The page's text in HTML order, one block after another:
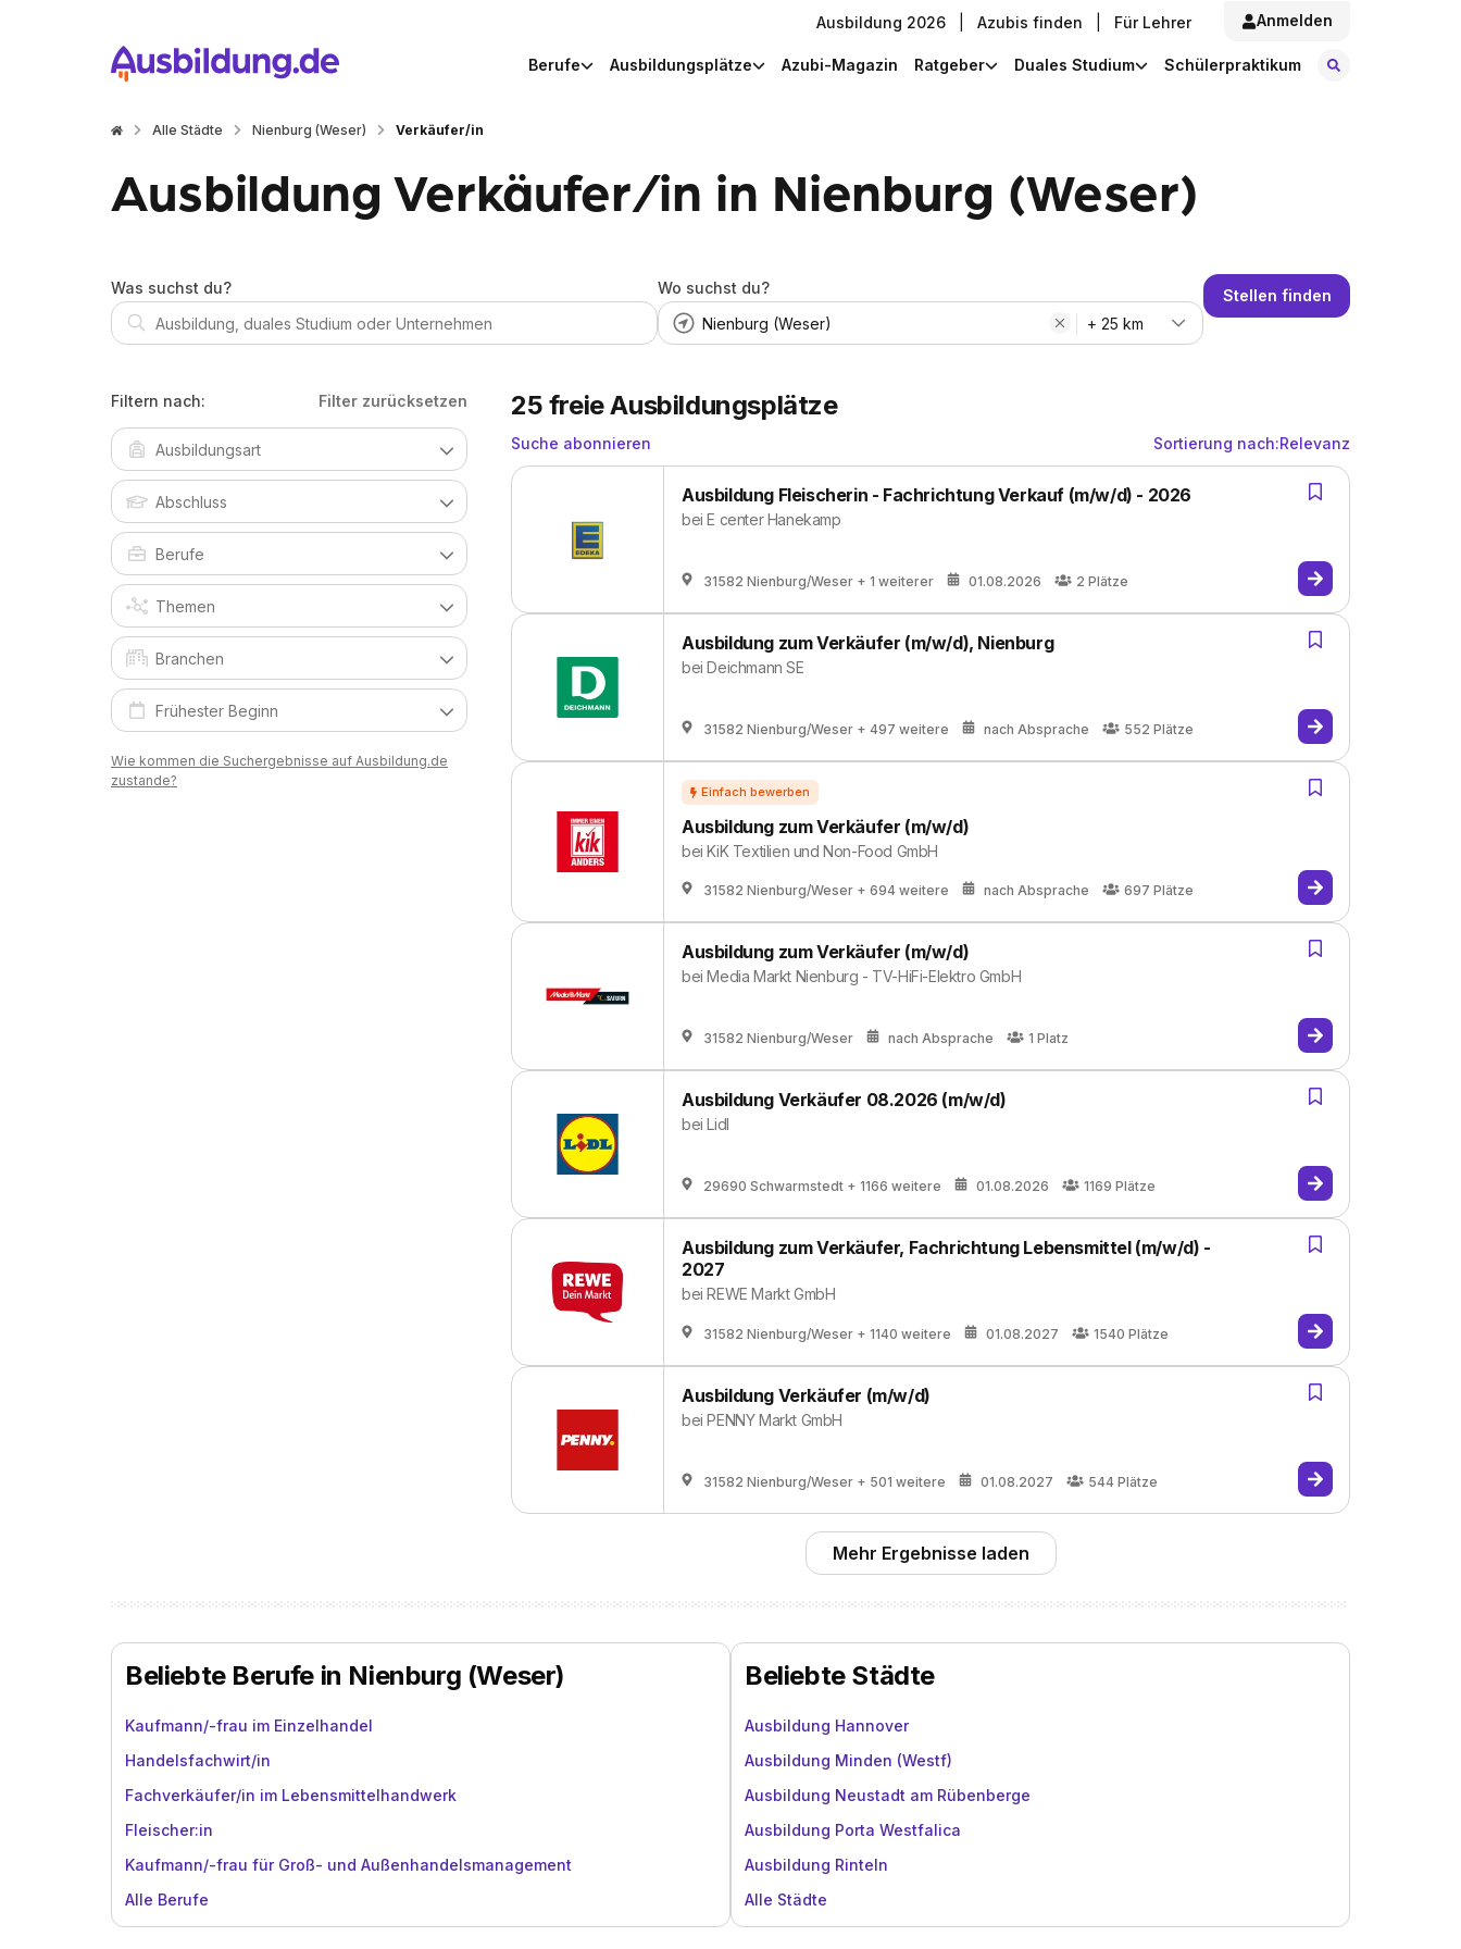
Ausbildung 2026 Azubis finden Für Lehrer Anmelden
Berufe Ausbildungsplätze Azubi-Magazin Ratgeber Duales Studium Schülerpraktikum
Alle Städte Nienburg (Weser) Verkäufer/in
Ausbildung Verkäufer/in in Nienburg (Weser)
Was suchst du?
Wo suchst du?
+ 25 km
Stellen finden
Filtern nach: Filter zurücksetzen
Wie kommen die Suchergebnisse auf Ausbildung.de
zustande?
25 freie Ausbildungsplätze
Suche abonnieren Sortierung nach:Relevanz
Ausbildung Fleischerin - Fachrichtung Verkauf (m/w/d) - 2026
beiE center Hanekamp
31582 Nienburg/Weser + 1 weiterer 01.08.2026 2 Plätze
Ausbildung zum Verkäufer (m/w/d), Nienburg
beiDeichmann SE
31582 Nienburg/Weser + 497 weitere nach Absprache 552 Plätze
Ausbildung zum Verkäufer (m/w/d)
beiKiK Textilien und Non-Food GmbH
31582 Nienburg/Weser + 694 weitere nach Absprache 697 Plätze
Ausbildung zum Verkäufer (m/w/d)
beiMedia Markt Nienburg - TV-HiFi-Elektro GmbH
31582 Nienburg/Weser nach Absprache 1 Platz
Ausbildung Verkäufer 08.2026 (m/w/d)
beiLidl
29690 Schwarmstedt + 1166 weitere 01.08.2026 1169 Plätze
Ausbildung zum Verkäufer, Fachrichtung Lebensmittel (m/w/d) -
2027
beiREWE Markt GmbH
31582 Nienburg/Weser + 1140 weitere 01.08.2027 1540 Plätze
Ausbildung Verkäufer (m/w/d)
beiPENNY Markt GmbH
31582 Nienburg/Weser + 501 weitere 01.08.2027 544 Plätze
Mehr Ergebnisse laden
Beliebte Berufe in Nienburg (Weser)
Kaufmann/-frau im Einzelhandel
Handelsfachwirt/in
Fachverkäufer/in im Lebensmittelhandwerk
Fleischer:in
Kaufmann/-frau für Groß- und Außenhandelsmanagement
Alle Berufe
Beliebte Städte
Ausbildung Hannover
Ausbildung Minden (Westf)
Ausbildung Neustadt am Rübenberge
Ausbildung Porta Westfalica
Ausbildung Rinteln
Alle Städte